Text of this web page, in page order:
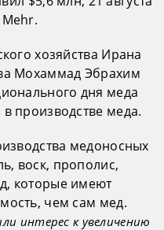
хозяйства Ирана
Мохаммад Эбрахим
дня меда
производстве меда.
медоносных
воск, прополис,
которые имеют
чем сам мед.
интерес к увеличению